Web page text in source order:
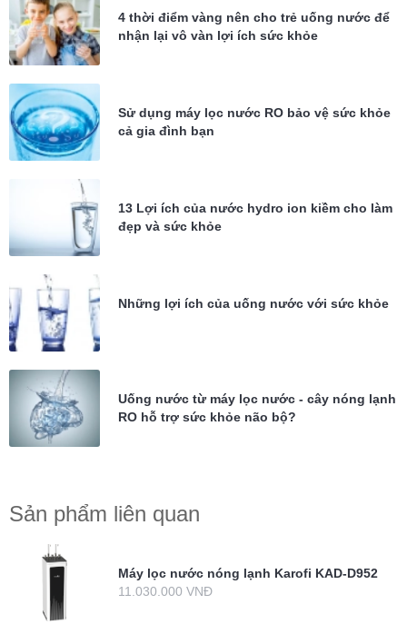
4 thời điểm vàng nên cho trẻ uống nước để
nhận lại vô vàn lợi ích sức khỏe
Sử dụng máy lọc nước RO bảo vệ sức khỏe
cả gia đình bạn
13 Lợi ích của nước hydro ion kiềm cho làm
đẹp và sức khỏe
Những lợi ích của uống nước với sức khỏe
Uống nước từ máy lọc nước - cây nóng lạnh
RO hỗ trợ sức khỏe não bộ?
Sản phẩm liên quan
Máy lọc nước nóng lạnh Karofi KAD-D952
11.030.000 VNĐ